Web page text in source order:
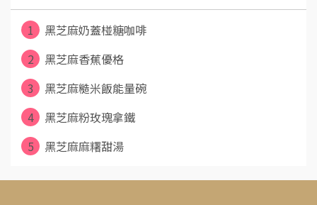
1
黑芝麻奶蓋椪糖咖啡
2
黑芝麻香蕉優格
3
黑芝麻糙米飯能量碗
4
黑芝麻粉玫瑰拿鐵
5
黑芝麻麻糬甜湯